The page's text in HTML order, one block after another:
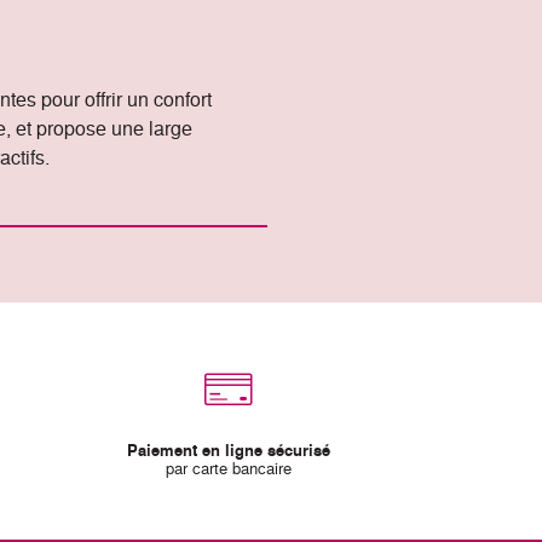
pour offrir un confort
et propose une large
Paiement en ligne sécurisé
par carte bancaire